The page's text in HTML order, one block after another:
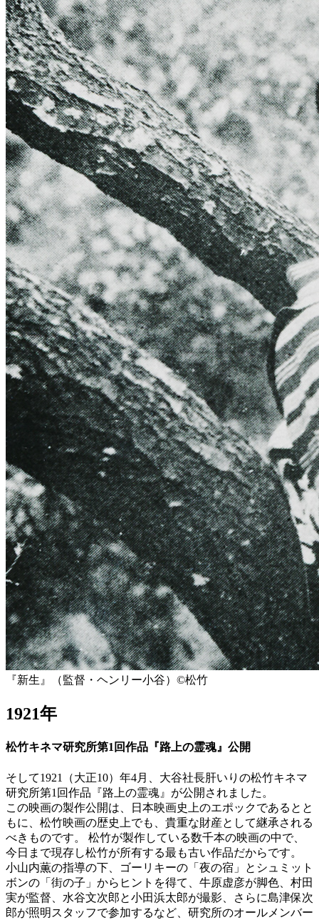
『新生』（監督・ヘンリー小谷）©️松竹
1921年
松竹キネマ研究所第1回作品『路上の霊魂』公開
そして1921（大正10）年4月、大谷社長肝いりの松竹キネマ
研究所第1回作品『路上の霊魂』が公開されました。
この映画の製作公開は、日本映画史上のエポックであるとと
もに、松竹映画の歴史上でも、貴重な財産として継承される
べきものです。 松竹が製作している数千本の映画の中で、
今日まで現存し松竹が所有する最も古い作品だからです。
小山内薫の指導の下、ゴーリキーの「夜の宿」とシュミット
ボンの「街の子」からヒントを得て、牛原虚彦が脚色、村田
実が監督、水谷文次郎と小田浜太郎が撮影、さらに島津保次
郎が照明スタッフで参加するなど、研究所のオールメンバー